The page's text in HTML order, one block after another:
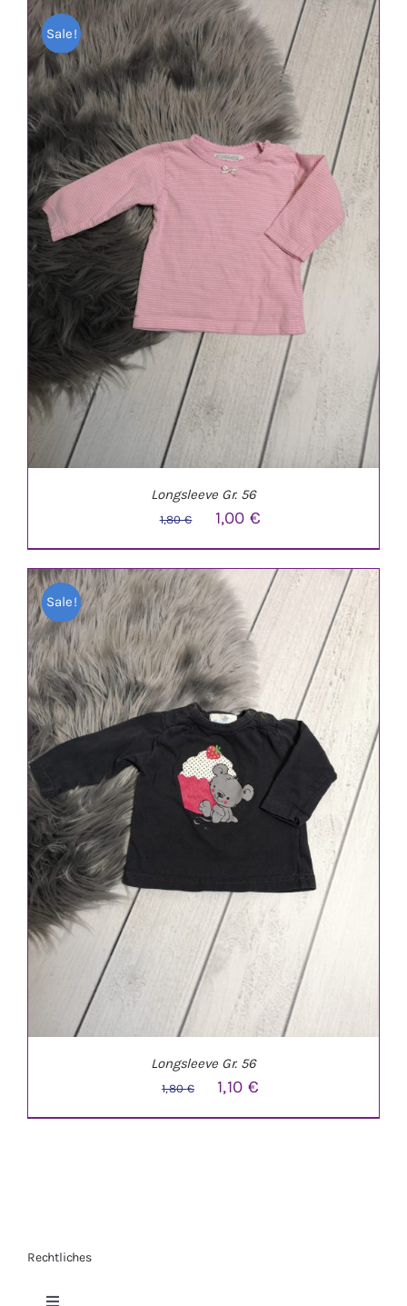
IN DEN WARENKORB / DETAILS
war:
1,80 €
1,00 €.
Sale!
IN DEN WARENKORB / DETAILS
Longsleeve Gr. 56
1,80€
Ursprünglicher
Preis
war:
1,80 €
1,00€
Preis
ist:
1,00 €.
Sale!
Longsleeve Gr. 56
1,80€
Ursprünglicher
Preis
1,10 €Aktueller
Preis
Rechtliches